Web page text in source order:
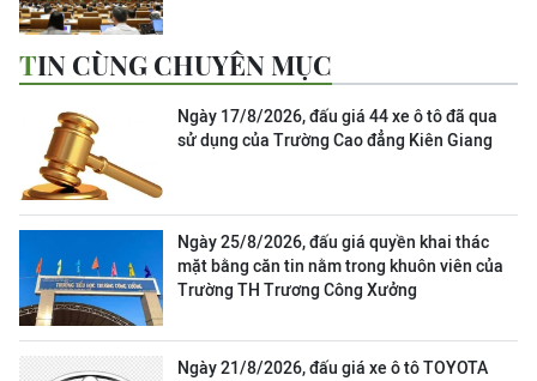
TIN CÙNG CHUYÊN MỤC
Ngày 17/8/2026, đấu giá 44 xe ô tô đã qua
sử dụng của Trường Cao đẳng Kiên Giang
Ngày 25/8/2026, đấu giá quyền khai thác
mặt bằng căn tin nằm trong khuôn viên của
Trường TH Trương Công Xưởng
Ngày 21/8/2026, đấu giá xe ô tô TOYOTA